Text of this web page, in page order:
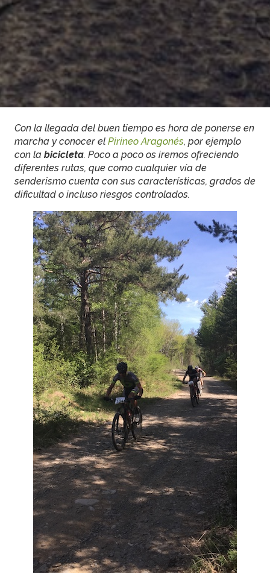
Con la llegada del buen tiempo es hora de ponerse en
marcha y conocer el Pirineo Aragonés, por ejemplo
con la bicicleta. Poco a poco os iremos ofreciendo
diferentes rutas, que como cualquier vía de
senderismo cuenta con sus características, grados de
dificultad o incluso riesgos controlados.